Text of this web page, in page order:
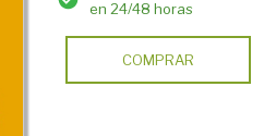
en 24/48 horas
COMPRAR